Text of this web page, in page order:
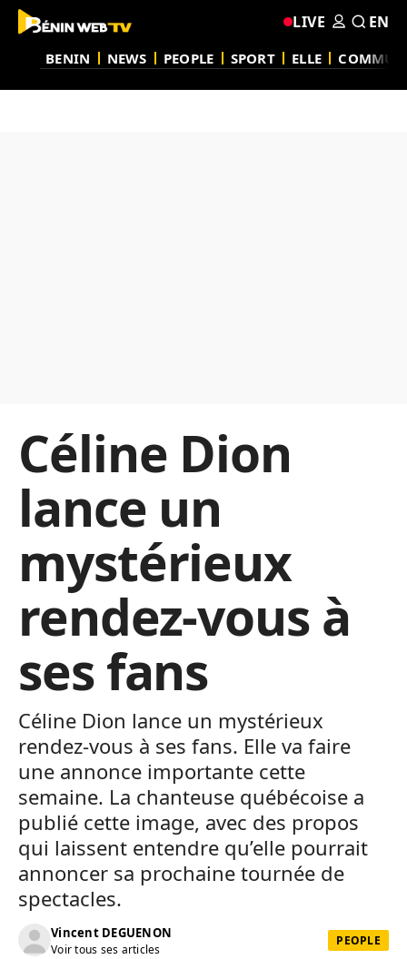
BENIN NEWS PEOPLE SPORT ELLE
LIVE EN
Céline Dion
lance un
mystérieux
rendez-vous à
ses fans
Céline Dion lance un mystérieux
rendez-vous à ses fans. Elle va faire
une annonce importante cette
semaine. La chanteuse québécoise a
publié cette image, avec des propos
qui laissent entendre qu’elle pourrait
annoncer sa prochaine tournée de
spectacles.
Vincent DEGUENON
Voir tous ses articles
PEOPLE